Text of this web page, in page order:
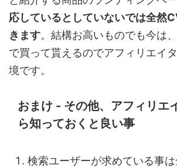
応しているとしていないでは全然
きます。結構お高いものでも今は
で買って貰えるのでアフィリエイ
境です。
おまけ - その他、アフィリエ
ら知っておくと良い事
検索ユーザーが求めている事